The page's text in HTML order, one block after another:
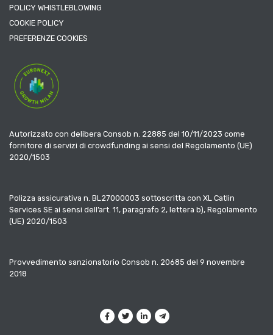
POLICY WHISTLEBLOWING
COOKIE POLICY
PREFERENZE COOKIES
Autorizzato con delibera Consob n. 22885 del 10/11/2023 come
fornitore di servizi di crowdfunding ai sensi del Regolamento (UE)
2020/1503
Polizza assicurativa n. BL27000003 sottoscritta con XL Catlin
Services SE ai sensi dell’art. 11, paragrafo 2, lettera b), Regolamento
(UE) 2020/1503
Provvedimento sanzionatorio Consob n. 20685 del 9 novembre
2018